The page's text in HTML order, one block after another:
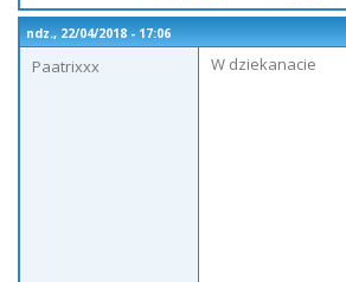
ndz., 22/04/2018 - 17:06
Paatrixxx
W dziekanacie